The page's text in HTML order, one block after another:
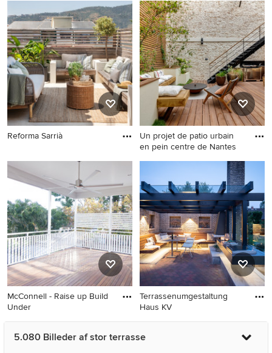
Reforma Sarrià
Un projet de patio urbain
en pein centre de Nantes
McConnell - Raise up Build
Under
Terrassenumgestaltung
Haus KV
5.080 Billeder af stor terrasse